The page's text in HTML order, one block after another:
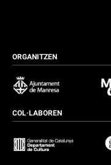
ORGANITZEN
COL·LABOREN